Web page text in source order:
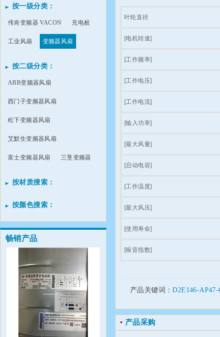
按一级分类：
伟肯变频器 VACON 充电桩
工业风扇 变频器风扇
按二级分类：
ABB变频器风扇
西门子变频器风扇
松下变频器风扇
艾默生变频器风扇
富士变频器风扇 三垦变频器
按材质搜索：
按颜色搜索：
畅销产品
叶轮直径
[电机转速]
[工作频率]
[工作电压]
[工作电流]
[输入功率]
[最大风量]
[启动电容]
[工作温度]
[最大风压]
[使用寿命]
[噪音指数]
产品关键词：D2E146-AP47-
产品采购